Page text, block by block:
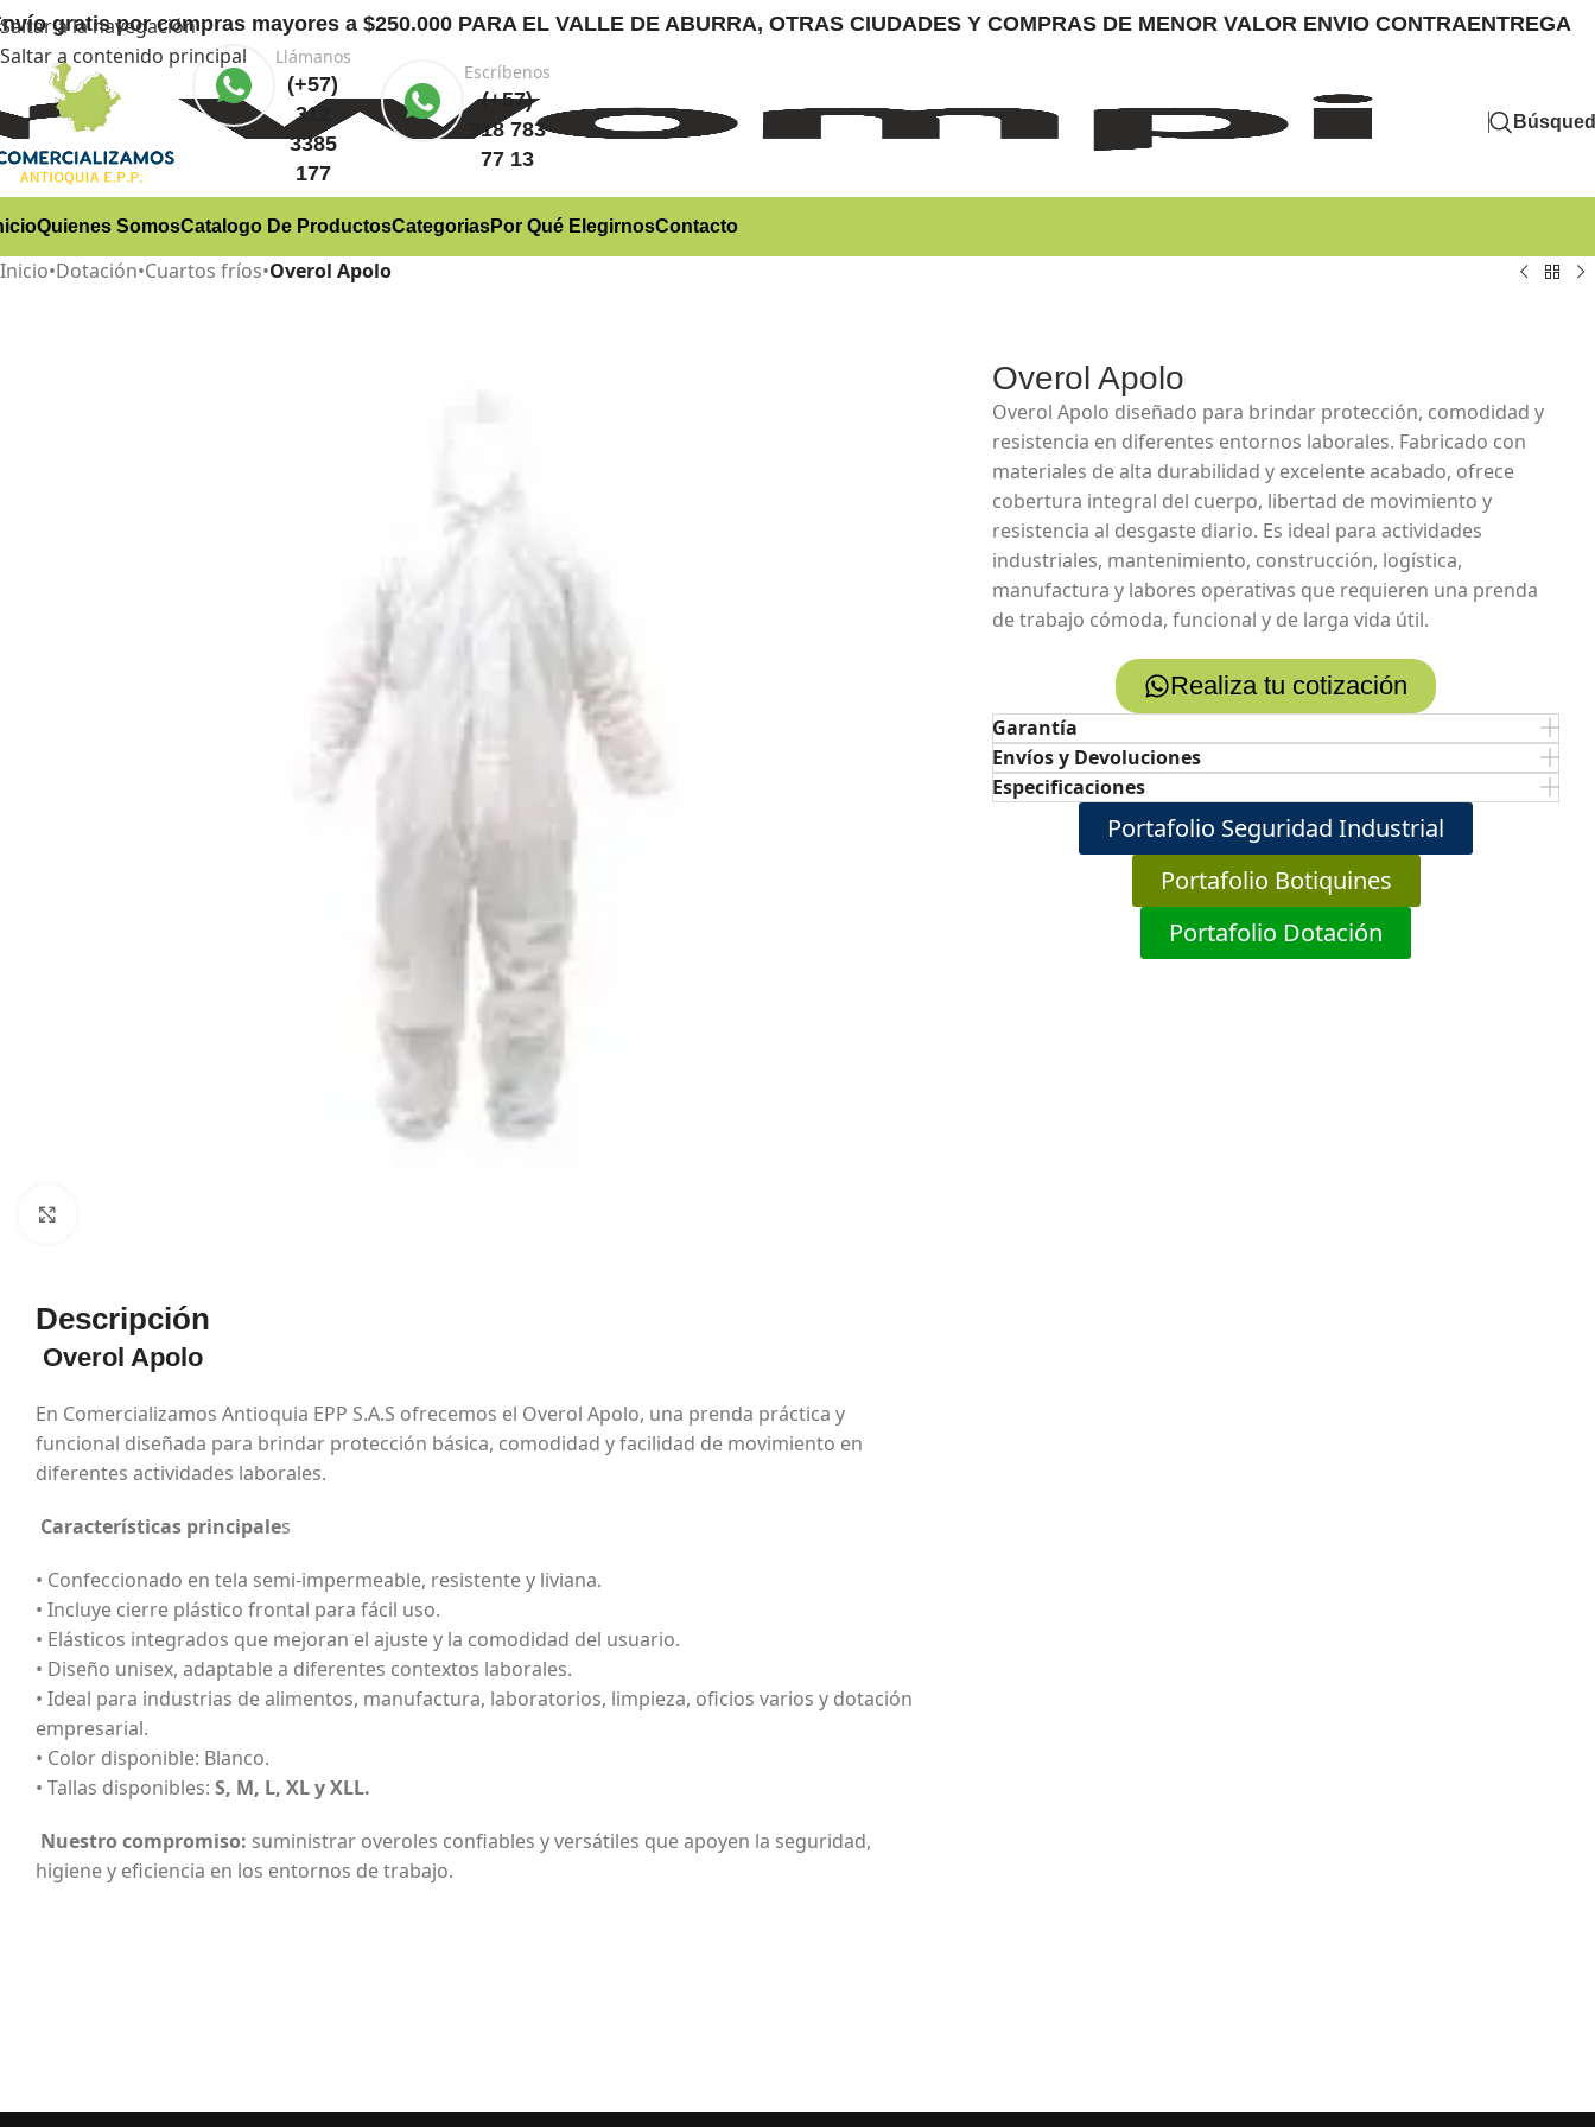
Saltar a la navegación
Saltar a contenido principal
gratispor compras mayores a $250.000 PARA EL VALLE DE ABURRA, OTRAS CIUDADES Y COMPRAS DE MENOR VALOR ENVIO CONTRAENTREGA
Llámanos
(+57)
312
3385
177
Escríbenos
(+57)
318 783
77 13
Quienes SomosCatalogo De ProductosCategoriasPor Qué ElegirnosContacto
Inicio•Dotación•Cuartos fríos•Overol Apolo
Descripción
Overol Apolo
En Comercializamos Antioquia EPP S.A.S ofrecemos el Overol Apolo, una prenda práctica y
funcional diseñada para brindar protección básica, comodidad y facilidad de movimiento en
diferentes actividades laborales.
Características principales
• Confeccionado en tela semi-impermeable, resistente y liviana.
• Incluye cierre plástico frontal para fácil uso.
• Elásticos integrados que mejoran el ajuste y la comodidad del usuario.
• Diseño unisex, adaptable a diferentes contextos laborales.
• Ideal para industrias de alimentos, manufactura, laboratorios, limpieza, oficios varios y dotación
empresarial.
• Color disponible: Blanco.
• Tallas disponibles: S, M, L, XL y XLL.
Nuestro compromiso: suministrar overoles confiables y versátiles que apoyen la seguridad,
higiene y eficiencia en los entornos de trabajo.
Overol Apolo
Overol Apolo diseñado para brindar protección, comodidad y
resistencia en diferentes entornos laborales. Fabricado con
materiales de alta durabilidad y excelente acabado, ofrece
cobertura integral del cuerpo, libertad de movimiento y
resistencia al desgaste diario. Es ideal para actividades
industriales, mantenimiento, construcción, logística,
manufactura y labores operativas que requieren una prenda
de trabajo cómoda, funcional y de larga vida útil.
Realiza tu cotización
Garantía
Envíos y Devoluciones
Especificaciones
Portafolio Seguridad Industrial
Portafolio Botiquines
Portafolio Dotación